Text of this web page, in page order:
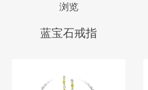
浏览
蓝宝石戒指